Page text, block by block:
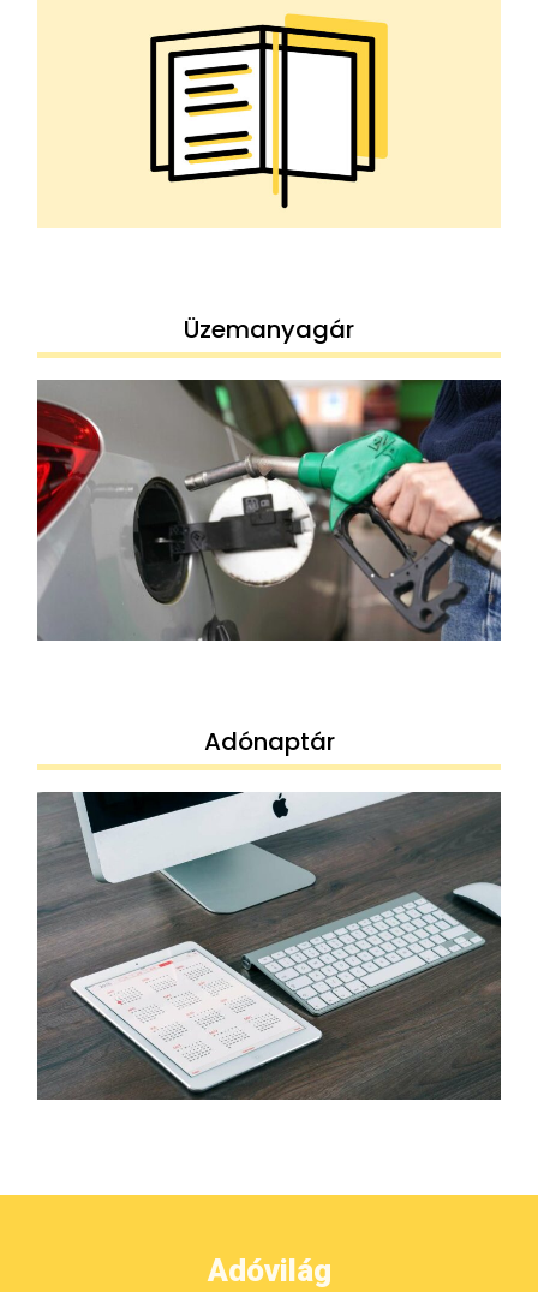
Üzemanyagár
Adónaptár
Adóvilág